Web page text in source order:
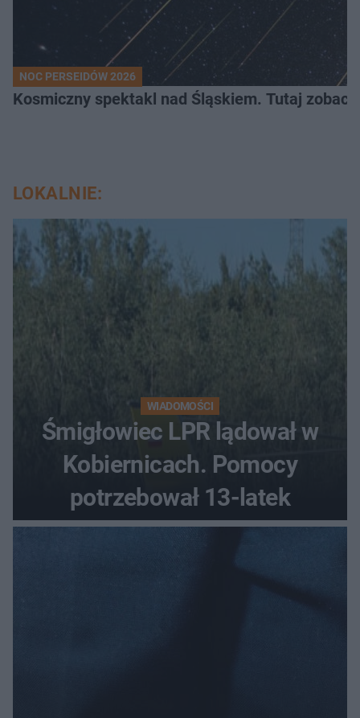
NOC PERSEIDÓW 2026
Kosmiczny spektakl nad Śląskiem. Tutaj
LOKALNIE:
WIADOMOŚCI
Śmigłowiec LPR lądował w
Kobiernicach. Pomocy
potrzebował 13-latek